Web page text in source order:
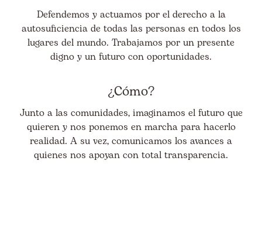
Defendemos y actuamos por el derecho a la
autosuficiencia de todas las personas en todos los
lugares del mundo. Trabajamos por un presente
digno y un futuro con oportunidades.
¿Cómo?
Junto a las comunidades, imaginamos el futuro que
quieren y nos ponemos en marcha para hacerlo
realidad. A su vez, comunicamos los avances a
quienes nos apoyan con total transparencia.